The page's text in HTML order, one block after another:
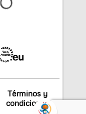
Términos y
condiciones